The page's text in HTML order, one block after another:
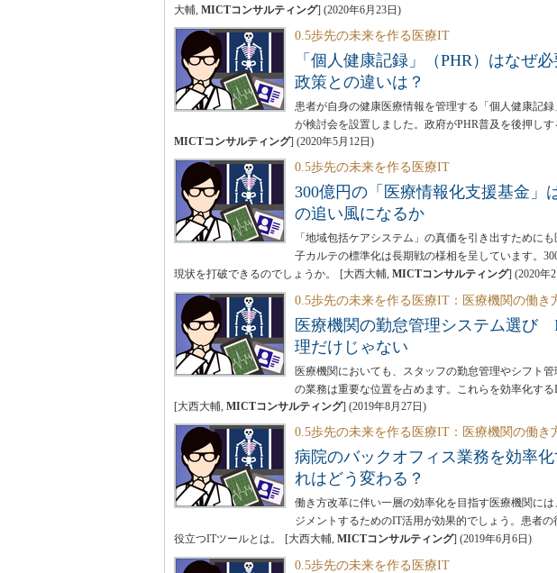
大輔, MICTコンサルティング] (2020年6月23日 )
0.5歩先の未来を作る医療IT
「個人健康記録」（PHR）はな
政策との違いは？
患者が自身の健康医療情報を管理する「個人健康記
が検討会を設置しました。政府がPHR普及を後押しす
MICTコンサルティング] (2020年5月12日 )
0.5歩先の未来を作る医療IT
300億円の「医療情報化支援基金」
の追い風になるか
「地域包括ケアシステム」の真価を引き出すために
子カルテの標準化は長期戦の様相を呈しています。
現状を打破できるのでしょうか。
[大西大輔, MICTコンサルティング] (2020年
0.5歩先の未来を作る医療IT：医療機関の働き
医療機関の勤怠管理システム選び
理だけじゃない
医療機関においても、スタッフの勤怠管理やシフト
の業務は重要な位置を占めます。これらを効率化す
[大西大輔, MICTコンサルティング] (2019年8月27日 )
0.5歩先の未来を作る医療IT：医療機関の働き
病院のバックオフィス業務を効率
れはどう変わる？
働き方改革に伴い一層の効率化を目指す医療機関に
ジメントするためのIT活用が効果的でしょう。患者
役立つITツールとは。
[大西大輔, MICTコンサルティング] (2019年6月6日 )
0.5歩先の未来を作る医療IT